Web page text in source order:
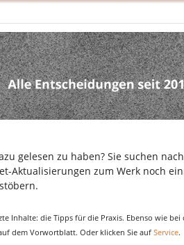
gelesen zu haben? Sie suchen
Aktualisierungen zum Werk noch
Inhalte: die Tipps für die Praxis. Ebenso wie
dem Vorwortblatt. Oder klicken Sie auf Service.